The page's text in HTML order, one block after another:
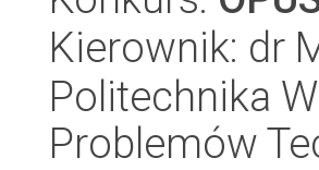
Kierownik: dr
Politechnika
Problemów